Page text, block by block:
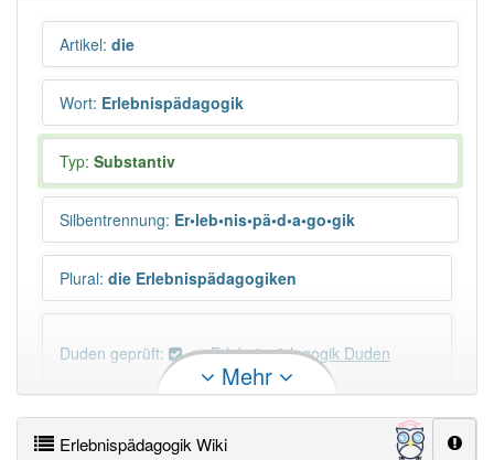
Artikel: die
Wort: Erlebnispädagogik
Typ: Substantiv
Silbentrennung: Er•leb•nis•pä•d•a•go•gik
Plural: die Erlebnispädagogiken
Duden geprüft: Erlebnispädagogik Duden
Mehr
Erlebnispädagogik Wiki